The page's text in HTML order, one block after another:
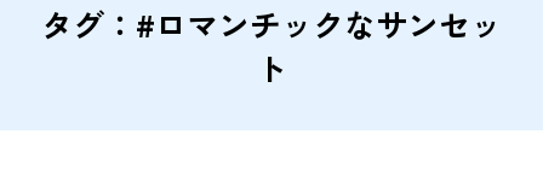
タグ：#ロマンチックなサンセッ
ト